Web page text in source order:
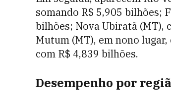
somando R$ 5,905 bilhões;
bilhões; Nova Ubiratã (MT),
Mutum (MT), em nono lugar,
com R$ 4,839 bilhões.
Desempenho por